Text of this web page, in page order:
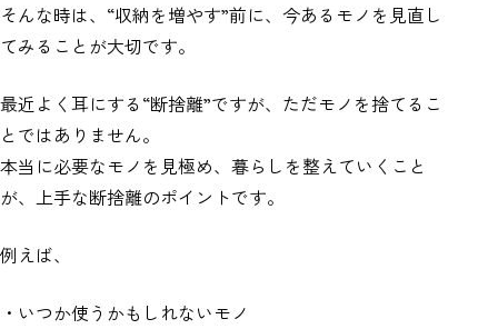
そんな時は、“収納を増やす”前に、今あるモノを見直し
てみることが大切です。
最近よく耳にする“断捨離”ですが、ただモノを捨てるこ
とではありません。
本当に必要なモノを見極め、暮らしを整えていくこと
が、上手な断捨離のポイントです。
例えば、
・いつか使うかもしれないモノ